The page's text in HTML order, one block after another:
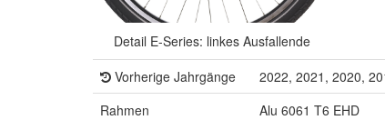
Detail E-Series: linkes Ausfallende
Vorherige Jahrgänge
2022, 2021, 2020,
Rahmen
Alu 6061 T6 EHD